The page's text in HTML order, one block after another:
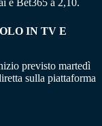
e Bet365 a 2,10.
IN TV E
previsto martedì
sulla piattaforma